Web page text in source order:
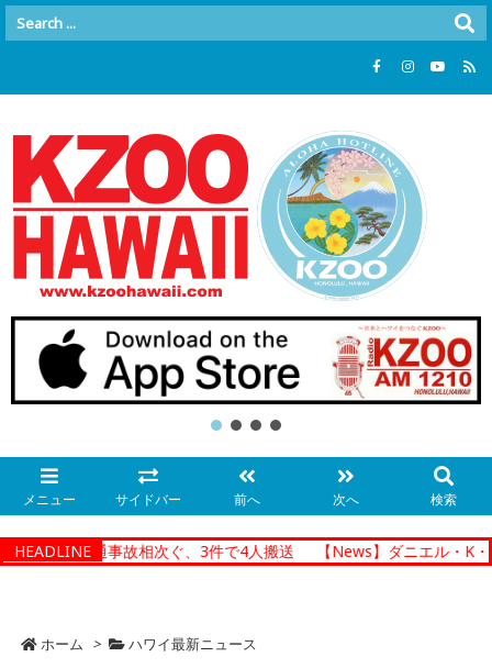
メニュー サイドバー 前へ 次へ 検索
HEADLINE
で朝の交通事故相次ぐ、3件で4人搬送 【News】ダニエル・K・
ホーム > ハワイ最新ニュース